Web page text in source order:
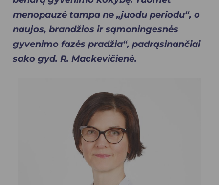
menopauzė tampa ne „juodu periodu“, o
naujos, brandžios ir sąmoningesnės
gyvenimo fazės pradžia“, padrąsinančiai
sako gyd. R. Mackevičienė.